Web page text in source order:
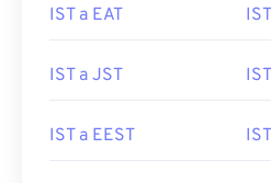
IST a EAT
IST a JST
IST a EEST